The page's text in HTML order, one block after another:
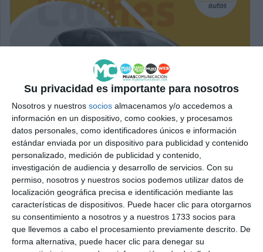
Su privacidad es importante para nosotros
Nosotros y nuestros socios almacenamos y/o accedemos a
información en un dispositivo, como cookies, y procesamos
datos personales, como identificadores únicos e información
estándar enviada por un dispositivo para publicidad y contenido
personalizado, medición de publicidad y contenido,
investigación de audiencia y desarrollo de servicios. Con su
permiso, nosotros y nuestros socios podemos utilizar datos de
localización geográfica precisa e identificación mediante las
características de dispositivos. Puede hacer clic para otorgarnos
su consentimiento a nosotros y a nuestros 1733 socios para
que llevemos a cabo el procesamiento previamente descrito. De
forma alternativa, puede hacer clic para denegar su